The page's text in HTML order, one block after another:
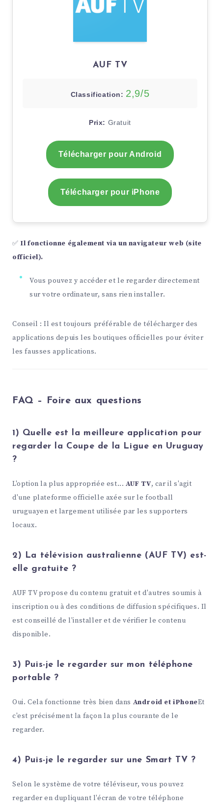
AUF TV
Classification: 2,9/5
Prix: Gratuit
Télécharger pour Android
Télécharger pour iPhone
✅ Il fonctionne également via un navigateur web (site
officiel).
Vous pouvez y accéder et le regarder directement
sur votre ordinateur, sans rien installer.
Conseil : Il est toujours préférable de télécharger des
applications depuis les boutiques officielles pour éviter
les fausses applications.
FAQ – Foire aux questions
1) Quelle est la meilleure application pour
regarder la Coupe de la Ligue en Uruguay
?
L'option la plus appropriée est... AUF TV, car il s'agit
d'une plateforme officielle axée sur le football
uruguayen et largement utilisée par les supporters
locaux.
2) La télévision australienne (AUF TV) est-
elle gratuite ?
AUF TV propose du contenu gratuit et d'autres soumis à
inscription ou à des conditions de diffusion spécifiques. Il
est conseillé de l'installer et de vérifier le contenu
disponible.
3) Puis-je le regarder sur mon téléphone
portable ?
Oui. Cela fonctionne très bien dans Android et iPhoneEt
c'est précisément la façon la plus courante de le
regarder.
4) Puis-je le regarder sur une Smart TV ?
Selon le système de votre téléviseur, vous pouvez
regarder en dupliquant l'écran de votre téléphone